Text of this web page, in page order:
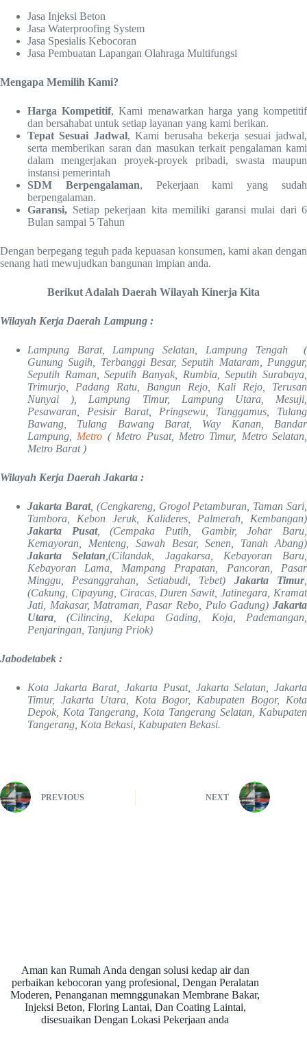
Jasa Injeksi Beton
Jasa Waterproofing System
Jasa Spesialis Kebocoran
Jasa Pembuatan Lapangan Olahraga Multifungsi
Mengapa Memilih Kami?
Harga Kompetitif, Kami menawarkan harga yang kompetitif
dan bersahabat untuk setiap layanan yang kami berikan.
Tepat Sesuai Jadwal, Kami berusaha bekerja sesuai jadwal,
serta memberikan saran dan masukan terkait pengalaman kami
dalam mengerjakan proyek-proyek pribadi, swasta maupun
instansi pemerintah
SDM Berpengalaman, Pekerjaan kami yang sudah
berpengalaman.
Garansi, Setiap pekerjaan kita memiliki garansi mulai dari 6
Bulan sampai 5 Tahun
Dengan berpegang teguh pada kepuasan konsumen, kami akan dengan
senang hati mewujudkan bangunan impian anda.
Berikut Adalah Daerah Wilayah Kinerja Kita
Wilayah Kerja Daerah Lampung :
Lampung Barat, Lampung Selatan, Lampung Tengah (
Gunung Sugih, Terbanggi Besar, Seputih Mataram, Punggur,
Seputih Raman, Seputih Banyak, Rumbia, Seputih Surabaya,
Trimurjo, Padang Ratu, Bangun Rejo, Kali Rejo, Terusan
Nunyai ), Lampung Timur, Lampung Utara, Mesuji,
Pesawaran, Pesisir Barat, Pringsewu, Tanggamus, Tulang
Bawang, Tulang Bawang Barat, Way Kanan, Bandar
Lampung, Metro ( Metro Pusat, Metro Timur, Metro Selatan,
Metro Barat )
Wilayah Kerja Daerah Jakarta :
Jakarta Barat, (Cengkareng, Grogol Petamburan, Taman Sari,
Tambora, Kebon Jeruk, Kalideres, Palmerah, Kembangan)
Jakarta Pusat, (Cempaka Putih, Gambir, Johar Baru,
Kemayoran, Menteng, Sawah Besar, Senen, Tanah Abang)
Jakarta Selatan ,(Cilandak, Jagakarsa, Kebayoran Baru,
Kebayoran Lama, Mampang Prapatan, Pancoran, Pasar
Minggu, Pesanggrahan, Setiabudi, Tebet) Jakarta Timur,
(Cakung, Cipayung, Ciracas, Duren Sawit, Jatinegara, Kramat
Jati, Makasar, Matraman, Pasar Rebo, Pulo Gadung) Jakarta
Utara , (Cilincing, Kelapa Gading, Koja, Pademangan,
Penjaringan, Tanjung Priok)
Jabodetabek :
Kota Jakarta Barat, Jakarta Pusat, Jakarta Selatan, Jakarta
Timur, Jakarta Utara, Kota Bogor, Kabupaten Bogor, Kota
Depok, Kota Tangerang, Kota Tangerang Selatan, Kabupaten
Tangerang, Kota Bekasi, Kabupaten Bekasi.
PREVIOUS NEXT
Aman kan Rumah Anda dengan solusi kedap air dan
perbaikan kebocoran yang profesional, Dengan Peralatan
Moderen, Penanganan memnggunakan Membrane Bakar,
Injeksi Beton, Floring Lantai, Dan Coating Laintai,
disesuaikan Dengan Lokasi Pekerjaan anda